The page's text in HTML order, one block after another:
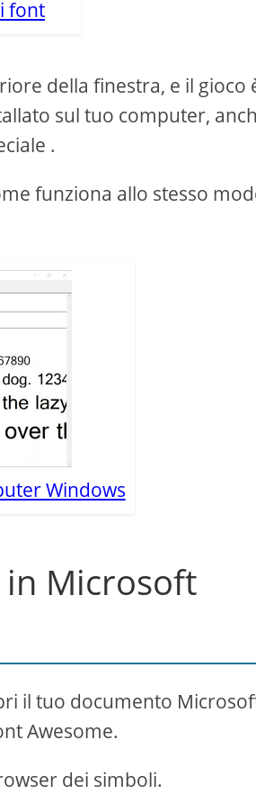
font
della finestra, e il gioco
sul tuo computer,
.
funziona allo stesso
Windows
in Microsoft
il tuo documento
Awesome.
dei simboli.